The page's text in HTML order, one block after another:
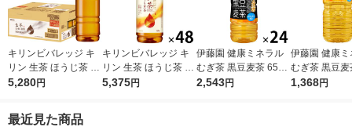
キリンビバレッジ キ
リン 生茶 ほうじ茶 ラ
ベルレス 525ml 1セッ
5,280円
キリンビバレッジ キ
リン 生茶 ほうじ茶 52
5ml 1セット（48本）
5,375円
伊藤園 健康ミネラル
むぎ茶 黒豆麦茶 650
ml 1箱（24本入）
2,543円
伊藤園 健康ミ
むぎ茶 黒豆
箱（6本入）
1,368円
最近見た商品